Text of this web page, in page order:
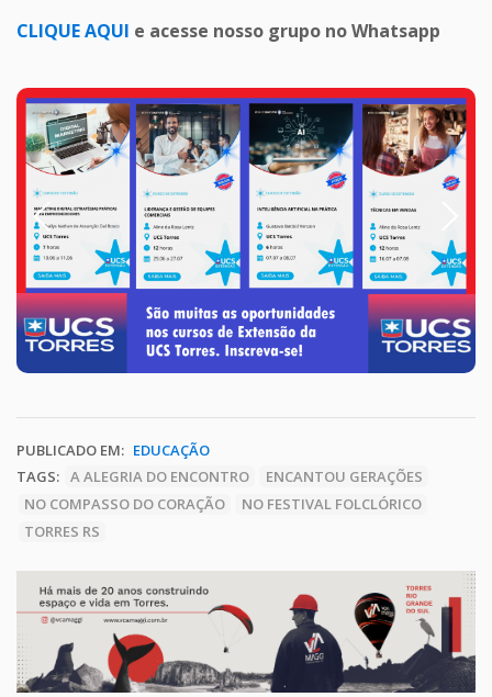
CLIQUE AQUI e acesse nosso grupo no Whatsapp
Previous Next
PUBLICADO EM: EDUCAÇÃO
TAGS: A ALEGRIA DO ENCONTRO
ENCANTOU GERAÇÕES
NO COMPASSO DO CORAÇÃO
NO FESTIVAL FOLCLÓRICO
TORRES RS